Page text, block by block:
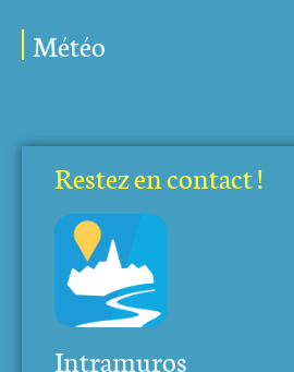
Météo
Restez en contact !
Intramuros